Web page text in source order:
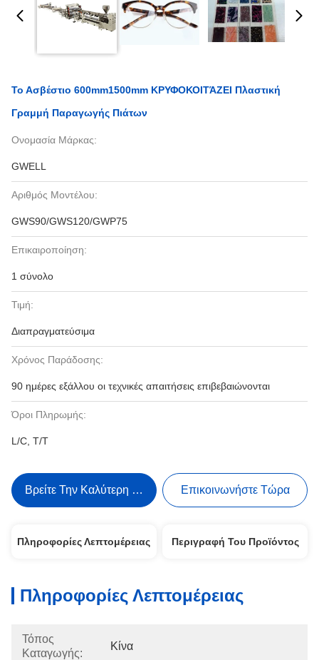
Το Ασβέστιο 600mm1500mm ΚΡΥΦΟΚΟΙΤΆΖΕΙ Πλαστική
Γραμμή Παραγωγής Πιάτων
Ονομασία Μάρκας:
GWELL
Αριθμός Μοντέλου:
GWS90/GWS120/GWP75
Επικαιροποίηση:
1 σύνολο
Τιμή:
Διαπραγματεύσιμα
Χρόνος Παράδοσης:
90 ημέρες εξάλλου οι τεχνικές απαιτήσεις επιβεβαιώνονται
Όροι Πληρωμής:
L/C, T/T
Βρείτε Την Καλύτερη Τιμή Επικοινωνήστε Τώρα
Πληροφορίες Λεπτομέρειας Περιγραφή Του Προϊόντος
Πληροφορίες Λεπτομέρειας
Τόπος
Καταγωγής:
Κίνα